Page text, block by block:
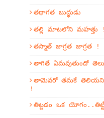
తథాగత బుద్థుడు
తల్లి మాటలోని మహత్తు
తస్మాత్ జాగ్రత జాగ్రత !
తాగితే ఏమవుతుందో
తామెవరో తమకే తెలియని
!
తిట్టడం ఒక